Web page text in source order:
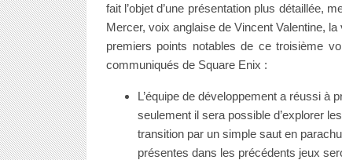
fait l’objet d’une présentation plus détaillée,
Mercer, voix anglaise de Vincent Valentine,
premiers points notables de ce troisième
communiqués de Square Enix :
L’équipe de développement a réussi à
seulement il sera possible d’explorer
transition par un simple saut en
présentes dans les précédents jeux